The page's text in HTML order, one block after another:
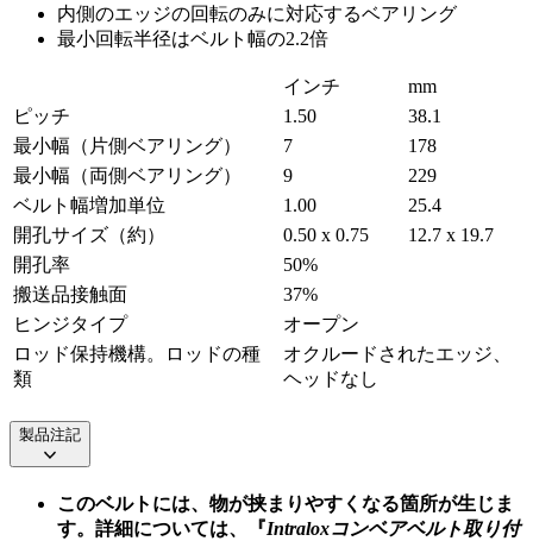
内側のエッジの回転のみに対応するベアリング
最小回転半径はベルト幅の2.2倍
インチ
mm
ピッチ
1.50
38.1
最小幅（片側ベアリング）
7
178
最小幅（両側ベアリング）
9
229
ベルト幅増加単位
1.00
25.4
開孔サイズ（約）
0.50 x 0.75
12.7 x 19.7
開孔率
50%
搬送品接触面
37%
ヒンジタイプ
オープン
ロッド保持機構。ロッドの種
類
オクルードされたエッジ、
ヘッドなし
製品注記
このベルトには、物が挟まりやすくなる箇所が生じま
す。詳細については、『Intraloxコンベアベルト取り付